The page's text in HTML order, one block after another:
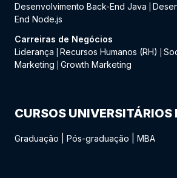
Desenvolvimento Back-End Java
End Node.js
Carreiras de Negócios
Liderança
Recursos Humanos (RH)
Marketing
Growth Marketing
CURSOS UNIVERSITÁRIOS
Graduação Pós-graduação MBA